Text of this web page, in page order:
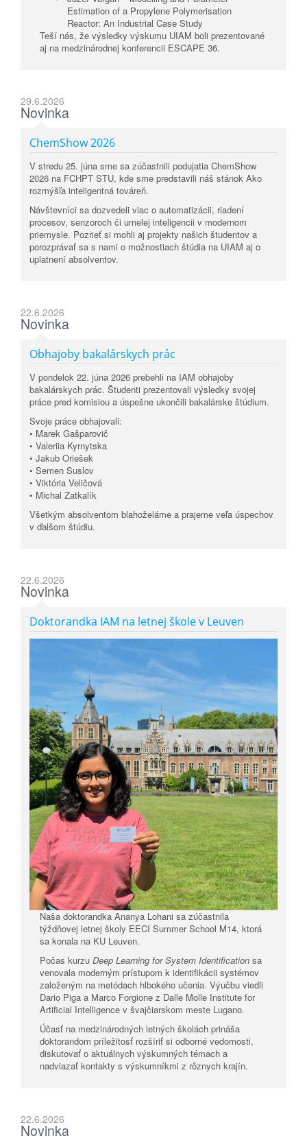
Estimation of a Propylene Polymerisation
Reactor: An Industrial Case Study
Teší nás, že výsledky výskumu UIAM boli prezentované
aj na medzinárodnej konferencii ESCAPE 36.
29.6.2026
Novinka
ChemShow 2026
V stredu 25. júna sme sa zúčastnili podujatia ChemShow
2026 na FCHPT STU, kde sme predstavili náš stánok Ako
rozmýšľa inteligentná továreň.
Návštevníci sa dozvedeli viac o automatizácii, riadení
procesov, senzoroch či umelej inteligencii v modernom
priemysle. Pozrieť si mohli aj projekty našich študentov a
porozprávať sa s nami o možnostiach štúdia na UIAM aj o
uplatnení absolventov.
22.6.2026
Novinka
Obhajoby bakalárskych prác
V pondelok 22. júna 2026 prebehli na IAM obhajoby
bakalárskych prác. Študenti prezentovali výsledky svojej
práce pred komisiou a úspešne ukončili bakalárske štúdium.
Svoje práce obhajovali:
• Marek Gašparovič
• Valeriia Kyrnytska
• Jakub Oriešek
• Semen Suslov
• Viktória Veličová
• Michal Zatkalík
Všetkým absolventom blahoželáme a prajeme veľa úspechov
v ďalšom štúdiu.
22.6.2026
Novinka
Doktorandka IAM na letnej škole v Leuven
Naša doktorandka Ananya Lohani sa zúčastnila
týždňovej letnej školy EECI Summer School M14, ktorá
sa konala na KU Leuven.
Počas kurzu Deep Learning for System Identification sa
venovala moderným prístupom k identifikácii systémov
založeným na metódach hlbokého učenia. Výučbu viedli
Dario Piga a Marco Forgione z Dalle Molle Institute for
Artificial Intelligence v švajčiarskom meste Lugano.
Účasť na medzinárodných letných školách prináša
doktorandom príležitosť rozšíriť si odborné vedomosti,
diskutovať o aktuálnych výskumných témach a
nadviazať kontakty s výskumníkmi z rôznych krajín.
22.6.2026
Novinka